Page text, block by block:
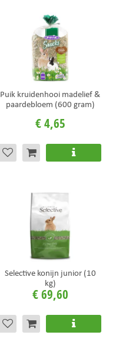
Puik kruidenhooi madelief &
paardebloem (600 gram)
€4,65
Selective konijn junior (10
kg)
€69,60